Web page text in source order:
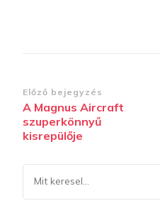
Bejegyzések
navigációja
Előző bejegyzés
A Magnus Aircraft
szuperkönnyű
kisrepülője